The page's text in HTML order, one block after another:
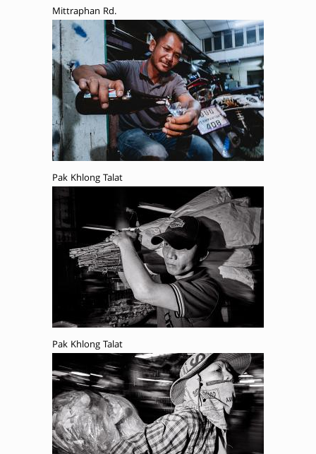
Mittraphan Rd.
Pak Khlong Talat
Pak Khlong Talat